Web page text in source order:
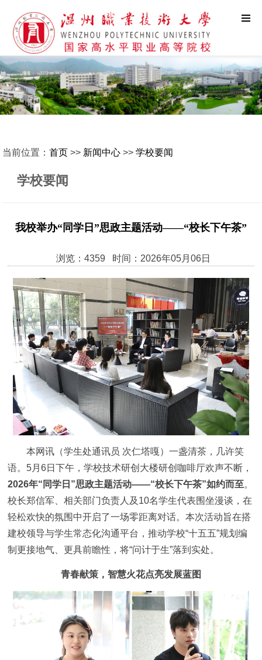
当前位置：首页 >> 新闻中心 >>学校要闻
学校要闻
我校举办“同学日”思政主题活动——“校长下午茶”
浏览：4359 时间：2026年05月06日
本网讯（学生处通讯员 次仁塔嘎）一盏清茶，几许笑
语。5月6日下午，学校技术研创大楼研创咖啡厅欢声不断，
2026年“同学日”思政主题活动——“校长下午茶”如约而至。
校长郑信军、相关部门负责人及10名学生代表围坐漫谈，在
轻松欢快的氛围中开启了一场零距离对话。本次活动旨在搭
建校领导与学生常态化沟通平台，推动学校“十五五”规划编
制更接地气、更具前瞻性，将“问计于生”落到实处。
青春献策，智慧火花点亮发展蓝图